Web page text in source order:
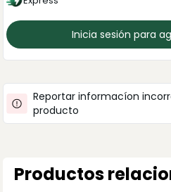
Inicia sesión para
Reportar informacíon
producto
Productos